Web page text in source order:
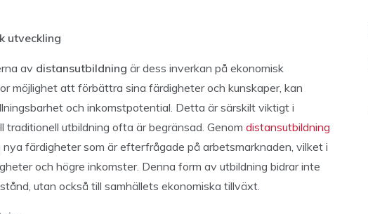
utveckling
av distansutbildning är dess inverkan på ekonomisk
möjlighet att förbättra sina färdigheter och kunskaper, kan
och inkomstpotential. Detta är särskilt viktigt i
traditionell utbildning ofta är begränsad. Genom distansutbildning
nya färdigheter som är efterfrågade på arbetsmarknaden, vilket i
och högre inkomster. Denna form av utbildning bidrar inte
utan också till samhällets ekonomiska tillväxt.